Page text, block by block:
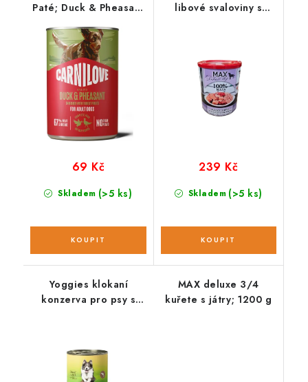
Paté; Duck & Pheasant
Skladem (>5 ks)
69 Kč
libové svaloviny s
Skladem (>5 ks)
239 Kč
Yoggies klokaní
konzerva pro psy s
MAX deluxe 3/4
kuřete s játry; 1200 g